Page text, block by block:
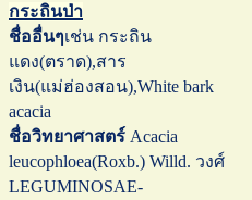
กระถินป่า
ชื่ออื่นๆเช่น กระถิน
แดง(ตราด),สาร
เงิน(แม่ฮ่องสอน),White bark
acacia
ชื่อวิทยาศาสตร์ Acacia
leucophloea(Roxb.) Willd. วงศ์
LEGUMINOSAE-